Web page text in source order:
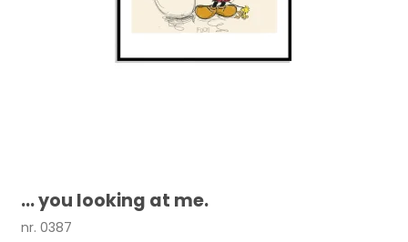
... you looking at me.
nr. 0387